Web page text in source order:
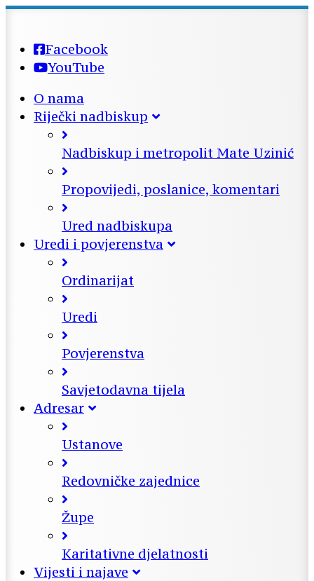
Facebook
YouTube
O nama
Riječki nadbiskup
Nadbiskup i metropolit Mate Uzinić
Propovijedi, poslanice, komentari
Ured nadbiskupa
Uredi i povjerenstva
Ordinarijat
Uredi
Povjerenstva
Savjetodavna tijela
Adresar
Ustanove
Redovničke zajednice
Župe
Karitativne djelatnosti
Vijesti i najave